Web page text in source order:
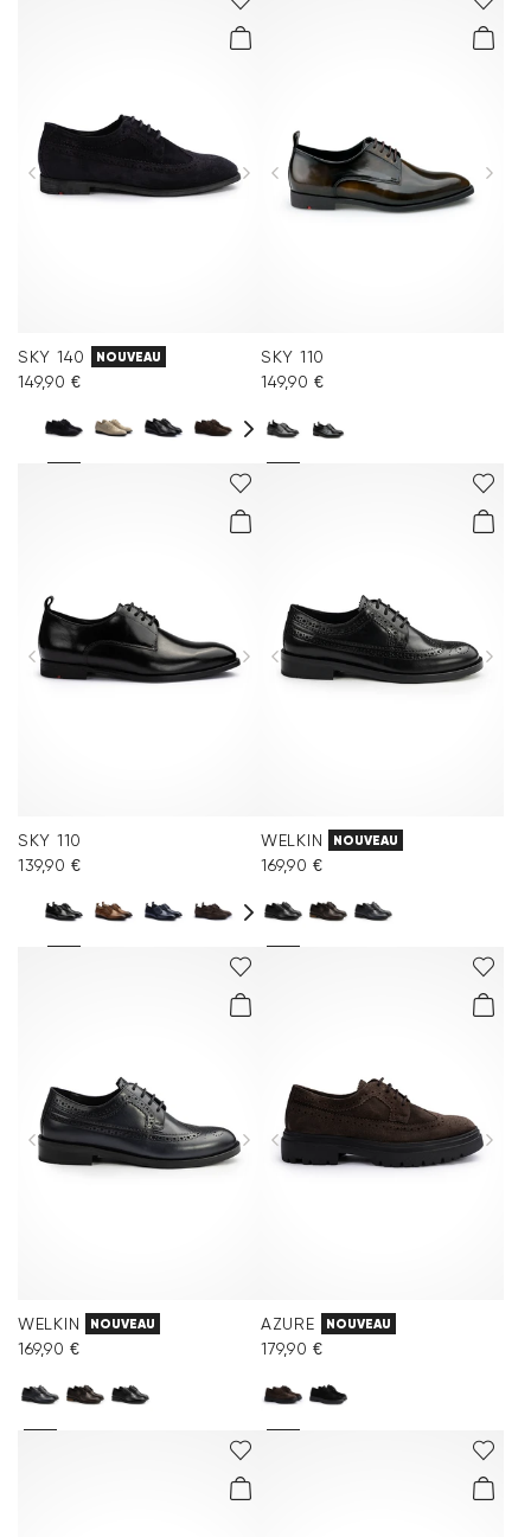
SKY 140 NOUVEAU
149,90 €
SKY 110
149,90 €
SKY 110
139,90 €
WELKIN NOUVEAU
169,90 €
WELKIN NOUVEAU
169,90 €
AZURE NOUVEAU
179,90 €